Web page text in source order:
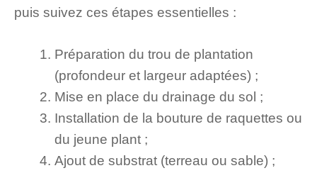
puis suivez ces étapes essentielles :
Préparation du trou de plantation
(profondeur et largeur adaptées) ;
Mise en place du drainage du sol ;
Installation de la bouture de raquettes ou
du jeune plant ;
Ajout de substrat (terreau ou sable) ;